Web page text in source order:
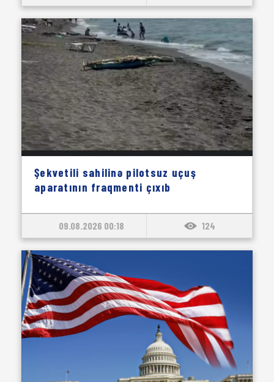
Şekvetili sahilinə pilotsuz uçuş
aparatının fraqmenti çıxıb
09.08.2026 00:18 124